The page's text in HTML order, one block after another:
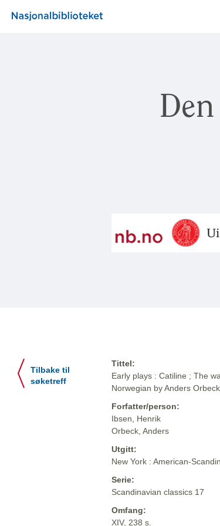
Tilbake til
søketreff
Tittel:
Early plays : Catiline ; The
Norwegian by Anders Orbeck
Forfatter/person:
Ibsen, Henrik
Orbeck, Anders
Utgitt:
New York : American-
Serie:
Scandinavian classics 17
Omfang:
XIV, 238 s.